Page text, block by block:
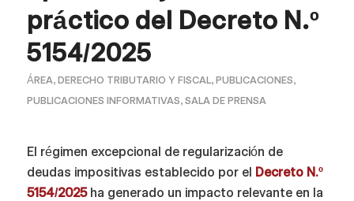
práctico del Decreto N.º
5154/2025
ÁREA, DERECHO TRIBUTARIO Y FISCAL, PUBLICACIONES,
PUBLICACIONES INFORMATIVAS, SALA DE PRENSA
El régimen excepcional de regularización de
deudas impositivas establecido por el Decreto N.º
5154/2025ha generado un impacto relevante en la